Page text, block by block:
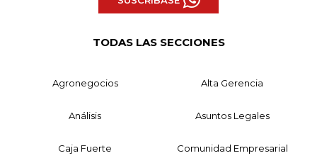
TODAS LAS SECCIONES
Agronegocios Alta Gerencia
Análisis Asuntos Legales
Caja Fuerte Comunidad Empresarial